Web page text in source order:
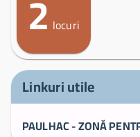
2 locuri
Linkuri utile